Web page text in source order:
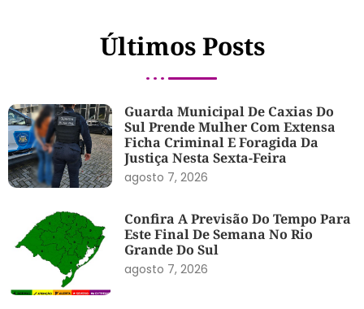
Últimos Posts
Guarda Municipal De Caxias Do
Sul Prende Mulher Com Extensa
Ficha Criminal E Foragida Da
Justiça Nesta Sexta-Feira
agosto 7, 2026
Confira A Previsão Do Tempo Para
Este Final De Semana No Rio
Grande Do Sul
agosto 7, 2026